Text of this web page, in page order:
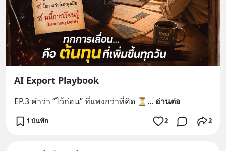
AI Export Playbook
EP.3 คำว่า “ไว้ก่อน” ที่แพงกว่าที่คิด ⏳ ... อ่านต่อ
1 บันทึก 2 2